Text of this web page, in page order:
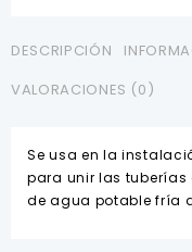
cantidad
DESCRIPCIÓN
VALORACIONES (0)
Se usa en la
para unir las tuberías
de agua potable fría